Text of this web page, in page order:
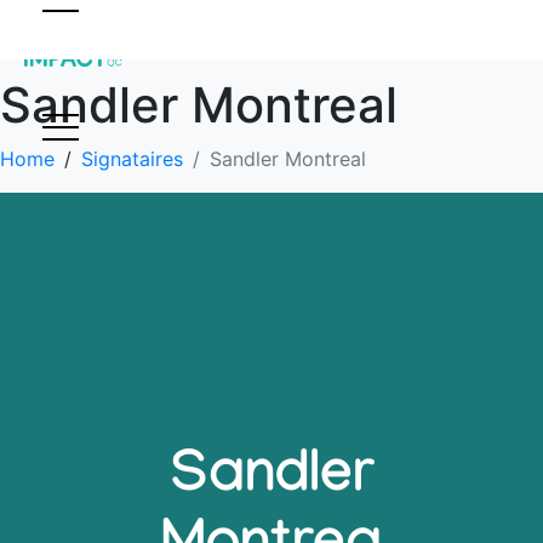
Sandler Montreal
Home Signataires Sandler Montreal
Sandler